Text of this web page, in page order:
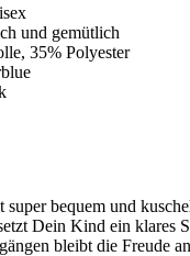
und gemütlich
35% Polyester
super bequem und
Dein Kind ein klares
bleibt die Freude